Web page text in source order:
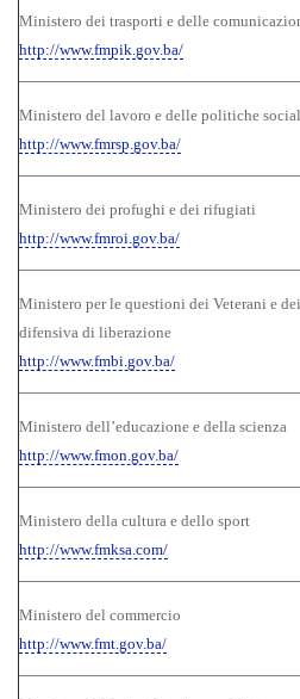
Ministero dei trasporti e delle
http://www.fmpik.gov.ba/
Ministero del lavoro e delle politiche
http://www.fmrsp.gov.ba/
Ministero dei profughi e dei rifugiati
http://www.fmroi.gov.ba/
Ministero per le questioni dei Veterani e
difensiva di liberazione
http://www.fmbi.gov.ba/
Ministero dell’educazione e della scienza
http://www.fmon.gov.ba/
Ministero della cultura e dello sport
http://www.fmksa.com/
Ministero del commercio
http://www.fmt.gov.ba/